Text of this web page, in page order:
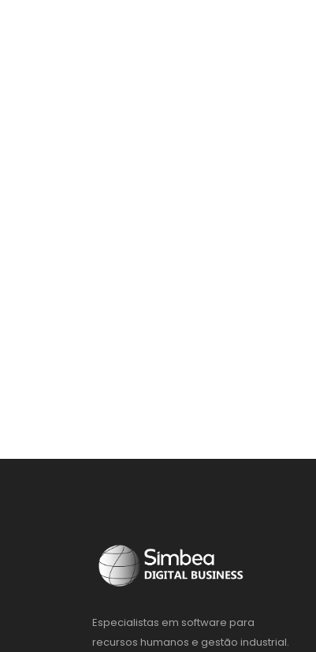
Especialistas em software para
recursos humanos e gestão industrial.